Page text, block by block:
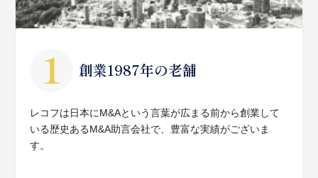
創業1987年の老舗
レコフは日本にM&Aという言葉が広まる前から創業して
いる歴史あるM&A助言会社で、豊富な実績がございま
す。